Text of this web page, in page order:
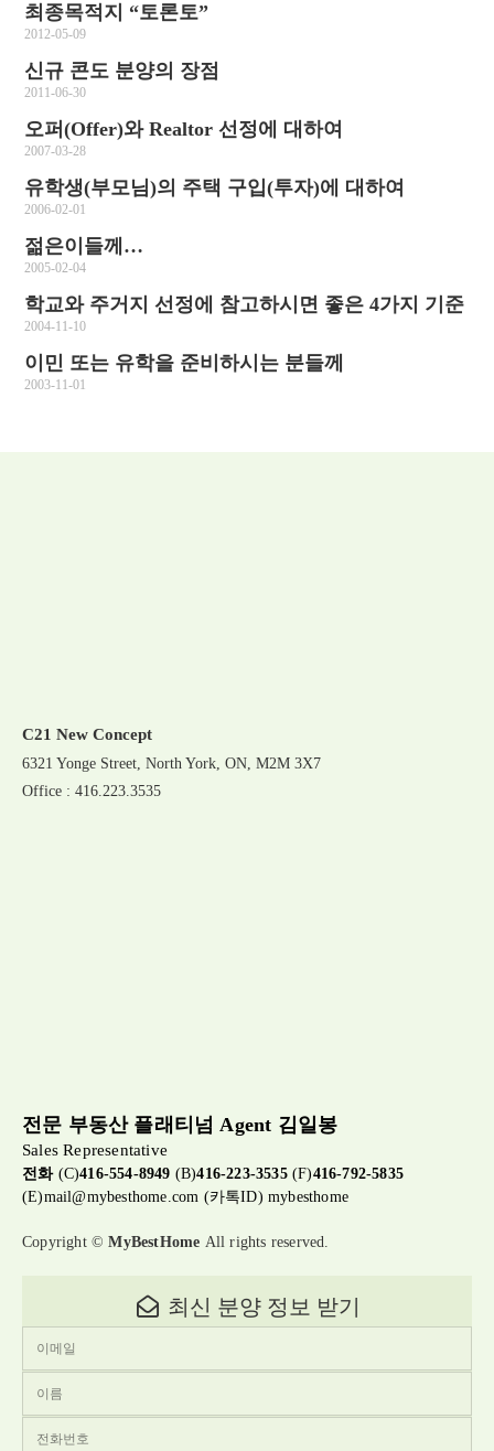
최종목적지 “토론토”
2012-05-09
신규 콘도 분양의 장점
2011-06-30
오퍼(Offer)와 Realtor 선정에 대하여
2007-03-28
유학생(부모님)의 주택 구입(투자)에 대하여
2006-02-01
젊은이들께…
2005-02-04
학교와 주거지 선정에 참고하시면 좋은 4가지 기준
2004-11-10
이민 또는 유학을 준비하시는 분들께
2003-11-01
C21 New Concept
6321 Yonge Street, North York, ON, M2M 3X7
Office : 416.223.3535
전문 부동산 플래티넘 Agent 김일봉
Sales Representative
전화(C)416-554-8949 (B)416-223-3535(F)416-792-5835
(E)mail@mybesthome.com (카톡ID) mybesthome
Copyright ©MyBestHome All rights reserved.
최신 분양 정보 받기